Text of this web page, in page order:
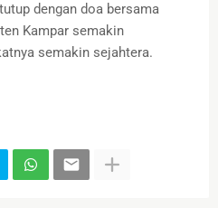
dengan doa bersama
Kampar semakin
semakin sejahtera.